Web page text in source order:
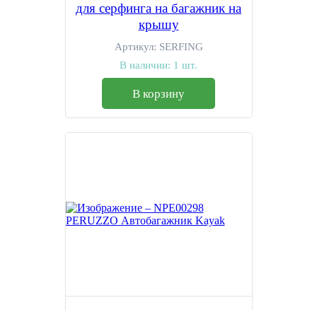
для серфинга на багажник на
крышу
Артикул: SERFING
В наличии: 1 шт.
В корзину